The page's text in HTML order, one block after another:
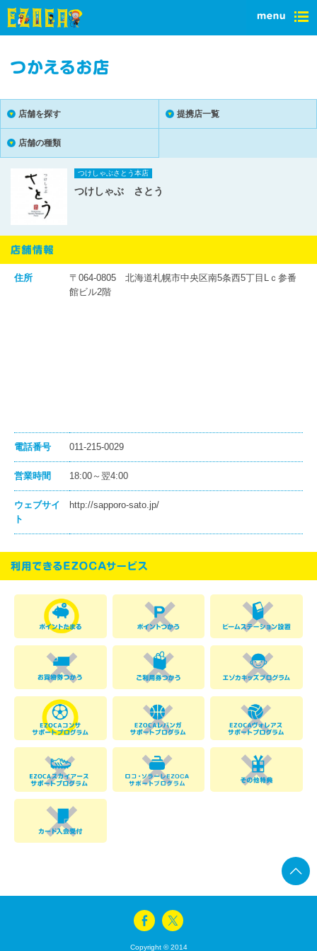
店舗を探す 提携店一覧
店舗の種類
つけしゃぶさとう本店
つけしゃぶ さとう
住所
〒064-0805 北海道札幌市中央区南5条西5丁目Lｃ参番
館ビル2階
電話番号 011-215-0029
営業時間 18:00～翌4:00
ウェブサイ
ト
http://sapporo-sato.jp/
Copyright © 2014